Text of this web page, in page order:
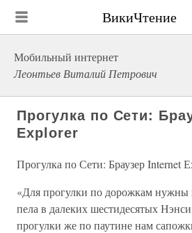
ВикиЧтение
Мобильный интернет
Леонтьев Виталий Петрович
Прогулка по Сети:
Еxplorer
Прогулка по Сети: Браузер Internet
«Для прогулки по дорожкам нужны
пела в далеких шестидесятых
прогулки же по паутине нам